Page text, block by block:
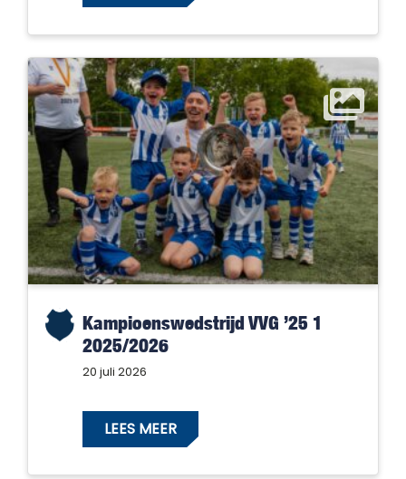
Kampioenswedstrijd VVG ’25 1
2025/2026
20 juli 2026
LEES MEER